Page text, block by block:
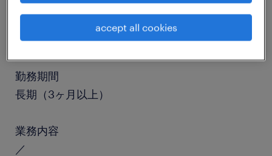
マシンオペレーター
勤務期間
長期（3ヶ月以上）
業務内容
／
accept all cookies